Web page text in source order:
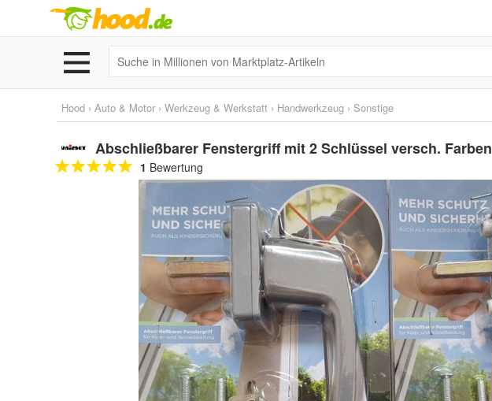
Hood › Auto & Motor › Werkzeug & Werkstatt › Handwerkzeug › Sonstige
Abschließbarer Fenstergriff mit 2 Schlüssel versch. Farben
1 Bewertung